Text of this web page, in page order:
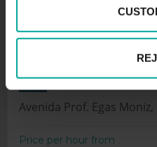
Parking Saba
de Lisboa, Lisboa
Avenida Prof. Egas Moniz,
Price per hour from